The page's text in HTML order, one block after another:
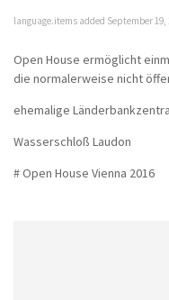
language.items added September 19,
Open House ermöglicht
die normalerweise nicht
ehemalige
Wasserschloß Laudon
# Open House Vienna 2016